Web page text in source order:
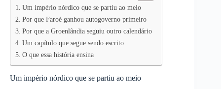
Um império nórdico que se partiu ao meio
Por que Faroé ganhou autogoverno primeiro
Por que a Groenlândia seguiu outro calendário
Um capítulo que segue sendo escrito
O que essa história ensina
Um império nórdico que se partiu ao meio